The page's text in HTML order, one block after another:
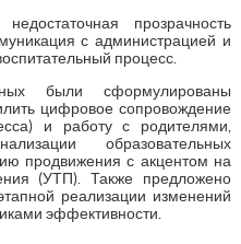
прозрачность
с администрацией и
процесс.
были сформулированы
цифровое сопровождение
и работу с родителями,
образовательных
продвижения с акцентом на
(УТП). Также предложено
реализации изменений
эффективности.